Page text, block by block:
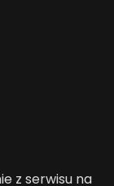
z serwisu na